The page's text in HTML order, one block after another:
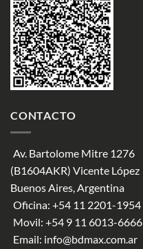
CONTACTO
Av. Bartolome Mitre 1276
(B1604AKR) Vicente López
Buenos Aires, Argentina
Oficina: +54 11 2201-1954
Movil: +54 9 11 6013-6666
Email: info@bdmax.com.ar